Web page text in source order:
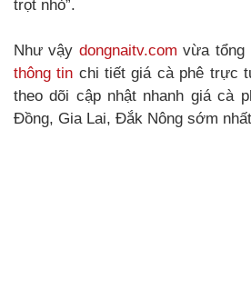
trọt nhỏ”.
Như vậy dongnaitv.com vừa tổng
thông tin chi tiết giá cà phê trực
theo dõi cập nhật nhanh giá cà
Đồng, Gia Lai, Đắk Nông sớm